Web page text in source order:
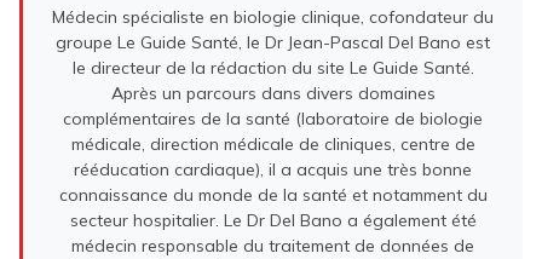
Médecin spécialiste en biologie clinique, cofondateur du
groupe Le Guide Santé, le Dr Jean-Pascal Del Bano est
le directeur de la rédaction du site Le Guide Santé.
Après un parcours dans divers domaines
complémentaires de la santé (laboratoire de biologie
médicale, direction médicale de cliniques, centre de
rééducation cardiaque), il a acquis une très bonne
connaissance du monde de la santé et notamment du
secteur hospitalier. Le Dr Del Bano a également été
médecin responsable du traitement de données de